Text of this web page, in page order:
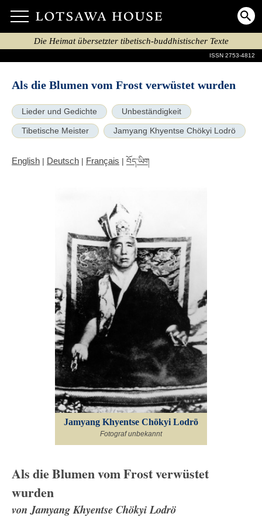
Die Heimat übersetzter tibetisch-buddhistischer Texte
ISSN 2753-4812
Als die Blumen vom Frost verwüstet wurden
Lieder und Gedichte Unbeständigkeit
Tibetische Meister Jamyang Khyentse Chökyi Lodrö
English | Deutsch | Français | བོད་ཡིག
Jamyang Khyentse Chökyi Lodrö
Fotograf unbekannt
Als die Blumen vom Frost verwüstet
wurden
von Jamyang Khyentse Chökyi Lodrö